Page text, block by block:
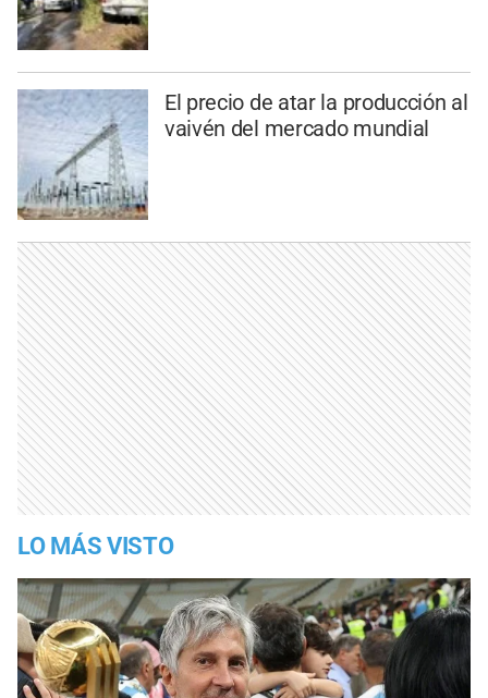
El precio de atar la producción al
vaivén del mercado mundial
LO MÁS VISTO